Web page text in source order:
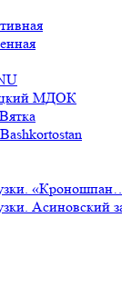
МДОК
Асиновский